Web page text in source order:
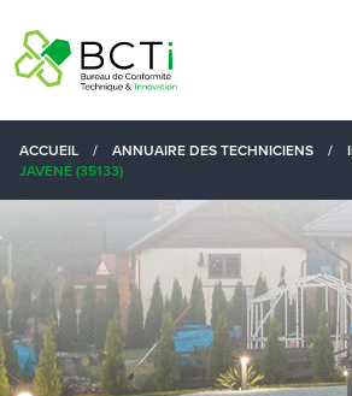
ACCUEIL / ANNUAIRE DES TECHNICIENS /
JAVENÉ (35133)